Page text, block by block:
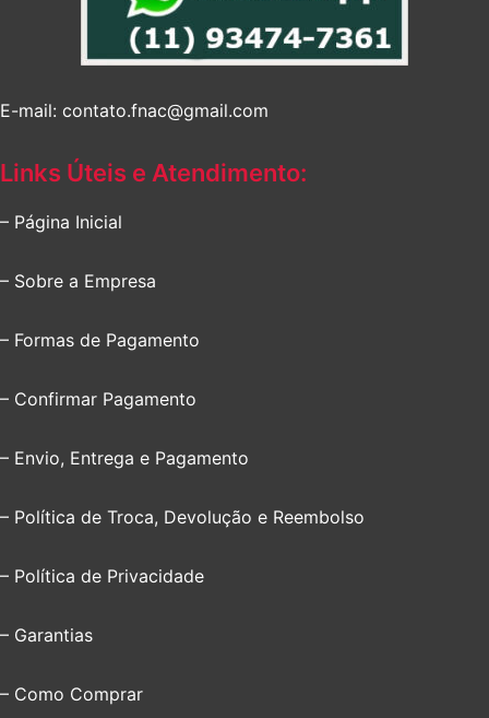
E-mail: contato.fnac@gmail.com
Links Úteis e Atendimento:
– Página Inicial
– Sobre a Empresa
– Formas de Pagamento
– Confirmar Pagamento
– Envio, Entrega e Pagamento
– Política de Troca, Devolução e Reembolso
– Política de Privacidade
– Garantias
– Como Comprar